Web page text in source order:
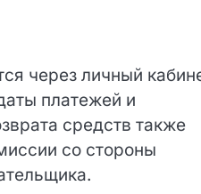
через личный
платежей и
средств также